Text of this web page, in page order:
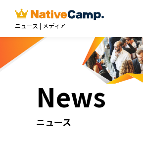
ニュース | メディア
News
ニュース